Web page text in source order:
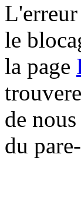
le
la page
de
du